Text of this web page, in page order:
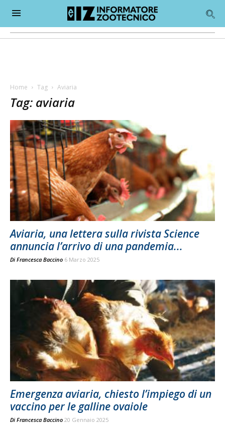
Home Tag Aviaria
Tag: aviaria
Aviaria, una lettera sulla rivista Science
annuncia l’arrivo di una pandemia...
Di Francesca Baccino 6 Marzo 2025
Emergenza aviaria, chiesto l’impiego di un
vaccino per le galline ovaiole
Di Francesca Baccino 20 Gennaio 2025